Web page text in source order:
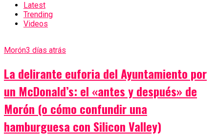
Latest
Trending
Videos
Morón3 días atrás
La delirante euforia del Ayuntamiento por
un McDonald’s: el «antes y después» de
Morón (o cómo confundir una
hamburguesa con Silicon Valley)